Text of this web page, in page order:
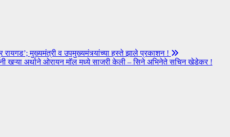
मुख्यमंत्री व उपमुख्यमंत्र्यांच्या हस्ते झाले प्रकाशन !
खऱ्या अर्थाने ओरायन मॉल मध्ये साजरी केली – सिने अभिनेते सचिन खेडेकर !